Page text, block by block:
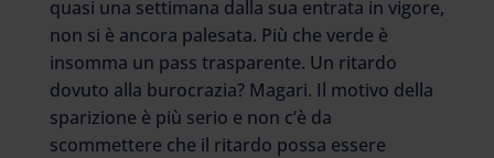
quasi una settimana dalla sua entrata in vigore,
non si è ancora palesata. Più che verde è
insomma un pass trasparente. Un ritardo
dovuto alla burocrazia? Magari. Il motivo della
sparizione è più serio e non c’è da
scommettere che il ritardo possa essere